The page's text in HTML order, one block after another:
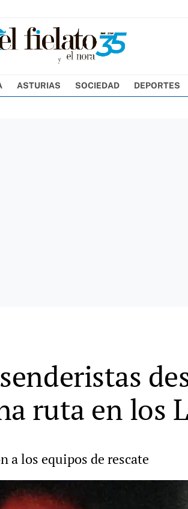
ASTURIAS SOCIEDAD DEPORTES
ruta en los
a los equipos de rescate